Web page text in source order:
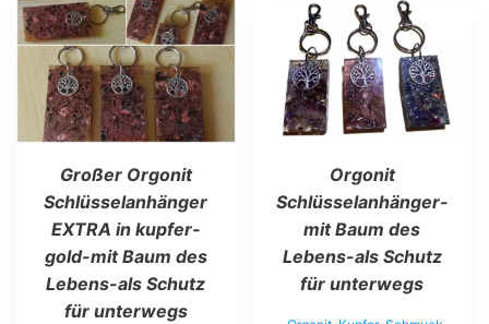
Großer Orgonit
Schlüsselanhänger
EXTRA in kupfer-
gold-mit Baum des
Lebens-als Schutz
für unterwegs
Orgonit
Schlüsselanhänger-
mit Baum des
Lebens-als Schutz
für unterwegs
Produkt
mehrere
Varianten
Produktseite
gewählt
werden